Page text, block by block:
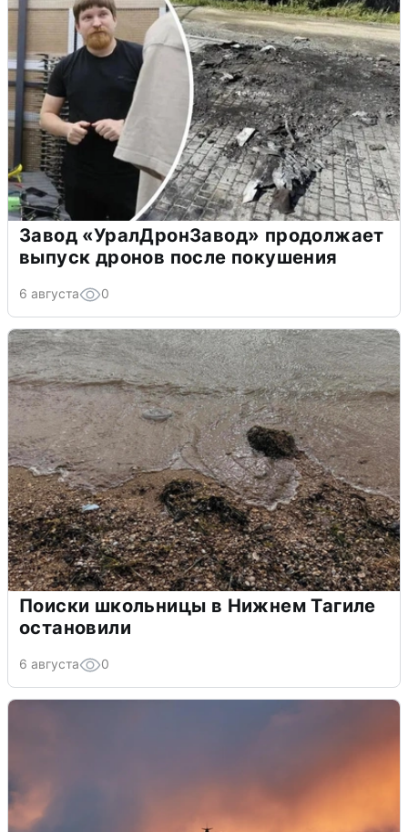
Завод «УралДронЗавод» продолжает
выпуск дронов после покушения
6 августа 0
Поиски школьницы в Нижнем Тагиле
остановили
6 августа 0